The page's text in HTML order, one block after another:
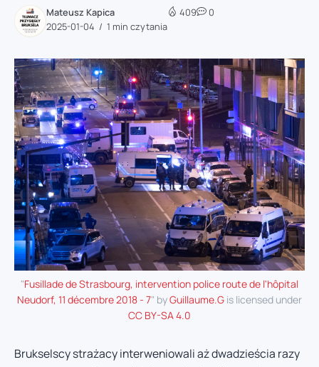
Mateusz Kapica
2025-01-04
1 min czytania
409 0
"Fusillade de Strasbourg, intervention police route de l'hôpital
Neudorf, 11 décembre 2018 - 7" byGuillaume.G is licensed under
CC BY-SA 4.0
Brukselscy strażacy interweniowali aż dwadzieścia razy